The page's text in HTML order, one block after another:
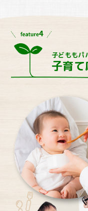
子どももパ
子育て